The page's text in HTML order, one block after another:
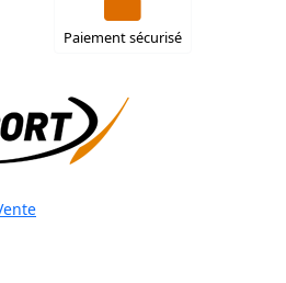
Paiement sécurisé